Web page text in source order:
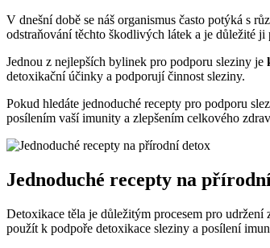
V dnešní době se náš organismus často potýká s
odstraňování těchto škodlivých látek ‍a je důležité
Jednou z nejlepších bylinek pro podporu sleziny je
detoxikační účinky a podporují činnost sleziny.
Pokud hledáte jednoduché recepty pro podporu
posílením vaší imunity a zlepšením celkového
Jednoduché recepty na
Detoxikace těla je důležitým procesem pro
použít k podpoře detoxikace sleziny a posílení